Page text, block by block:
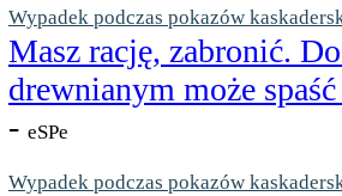
Wypadek podczas pokazów
Masz rację, zabronić.
drewnianym może
- eSPe
Wypadek podczas pokazów